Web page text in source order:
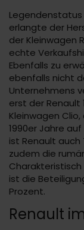
erlangte der
der Kleinwagen
echte
Ebenfalls zu
ebenfalls nicht
Unternehmens
erst der Renault
Kleinwagen Clio,
1990er Jahre
ist Renault auch
zudem die
ist die
Prozent.
Renault